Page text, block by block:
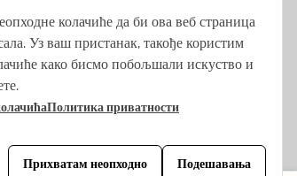
из Stjepan Tafra.
колачиће да би ова веб страница
Уз ваш пристанак, такође користим
како бисмо побољшали искуство и
Политика приватности
Прихватам неопходно Подешавања